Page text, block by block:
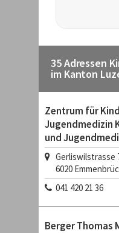
35 Adressen
im Kanton
Zentrum für
Jugendmedizin
und
Gerliswilstrasse
6020
041 420 21 36
Berger Thomas